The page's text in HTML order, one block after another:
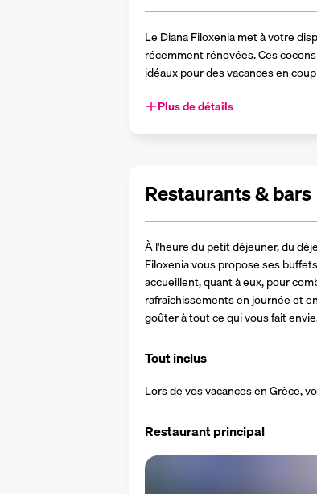
Le Diana Filoxenia met à votre
récemment rénovées. Ces
idéaux pour des vacances en
Plus de détails
Restaurants & bars
À l'heure du petit déjeuner, du
Filoxenia vous propose ses
accueillent, quant à eux, pour
rafraîchissements en journée et
goûter à tout ce qui vous fait
Tout inclus
Lors de vos vacances en Grèce,
Restaurant principal